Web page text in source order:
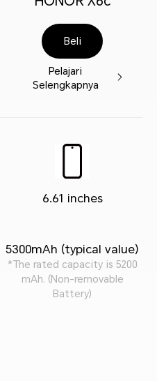
Beli
Pelajari
Selengkapnya
6.61 inches
5300mAh (typical value)
*The rated capacity is 5200
mAh. (Non-removable
Battery)